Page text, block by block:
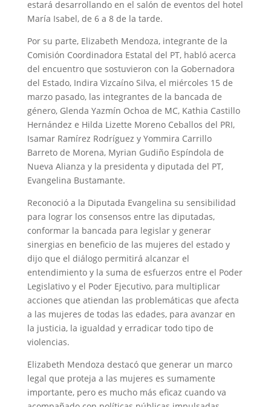
estará desarrollando en el salón de eventos del hotel
María Isabel, de 6 a 8 de la tarde.
Por su parte, Elizabeth Mendoza, integrante de la
Comisión Coordinadora Estatal del PT, habló acerca
del encuentro que sostuvieron con la Gobernadora
del Estado, Indira Vizcaíno Silva, el miércoles 15 de
marzo pasado, las integrantes de la bancada de
género, Glenda Yazmín Ochoa de MC, Kathia Castillo
Hernández e Hilda Lizette Moreno Ceballos del PRI,
Isamar Ramírez Rodríguez y Yommira Carrillo
Barreto de Morena, Myrian Gudiño Espíndola de
Nueva Alianza y la presidenta y diputada del PT,
Evangelina Bustamante.
Reconoció a la Diputada Evangelina su sensibilidad
para lograr los consensos entre las diputadas,
conformar la bancada para legislar y generar
sinergias en beneficio de las mujeres del estado y
dijo que el diálogo permitirá alcanzar el
entendimiento y la suma de esfuerzos entre el Poder
Legislativo y el Poder Ejecutivo, para multiplicar
acciones que atiendan las problemáticas que afecta
a las mujeres de todas las edades, para avanzar en
la justicia, la igualdad y erradicar todo tipo de
violencias.
Elizabeth Mendoza destacó que generar un marco
legal que proteja a las mujeres es sumamente
importante, pero es mucho más eficaz cuando va